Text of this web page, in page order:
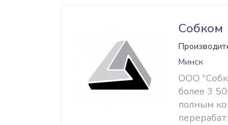
Собком
Минск
ООО
более 3
полным